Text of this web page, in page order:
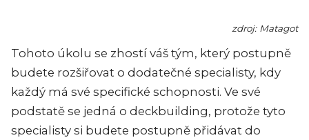
zdroj: Matagot
Tohoto úkolu se zhostí váš tým, který postupně
budete rozšiřovat o dodatečné specialisty, kdy
každý má své specifické schopnosti. Ve své
podstatě se jedná o deckbuilding, protože tyto
specialisty si budete postupně přidávat do